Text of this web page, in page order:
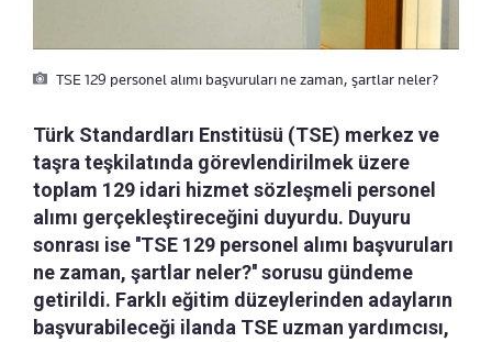
TSE 129 personel alımı başvuruları ne zaman, şartlar neler?
Türk Standardları Enstitüsü (TSE) merkez ve
taşra teşkilatında görevlendirilmek üzere
toplam 129 idari hizmet sözleşmeli personel
alımı gerçekleştireceğini duyurdu. Duyuru
sonrası ise ''TSE 129 personel alımı başvuruları
ne zaman, şartlar neler?'' sorusu gündeme
getirildi. Farklı eğitim düzeylerinden adayların
başvurabileceği ilanda TSE uzman yardımcısı,